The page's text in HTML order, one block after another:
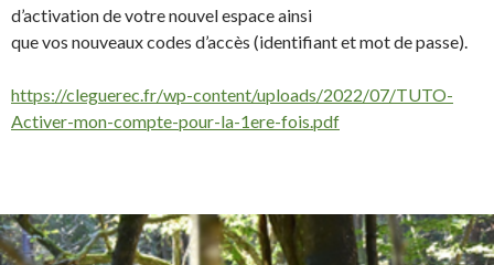
d’activation de votre nouvel espace ainsi
que vos nouveaux codes d’accès (identifiant et mot de passe).
https://cleguerec.fr/wp-content/uploads/2022/07/TUTO-
Activer-mon-compte-pour-la-1ere-fois.pdf